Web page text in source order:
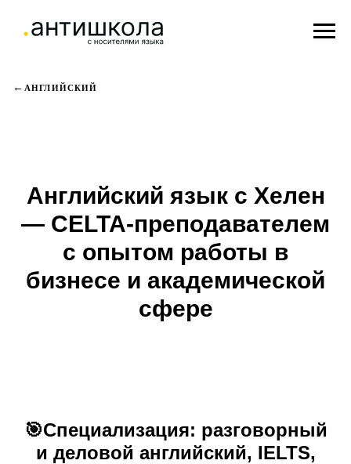
АНГЛИЙСКИЙ
Английский язык с Хелен
— CELTA-преподавателем
с опытом работы в
бизнесе и академической
сфере
🎯Специализация: разговорный
и деловой английский, IELTS,